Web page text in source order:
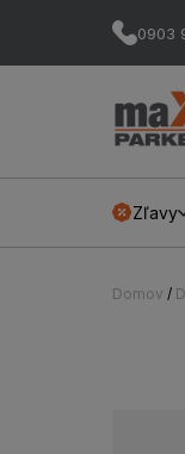
0903
Zľavy
Domov /